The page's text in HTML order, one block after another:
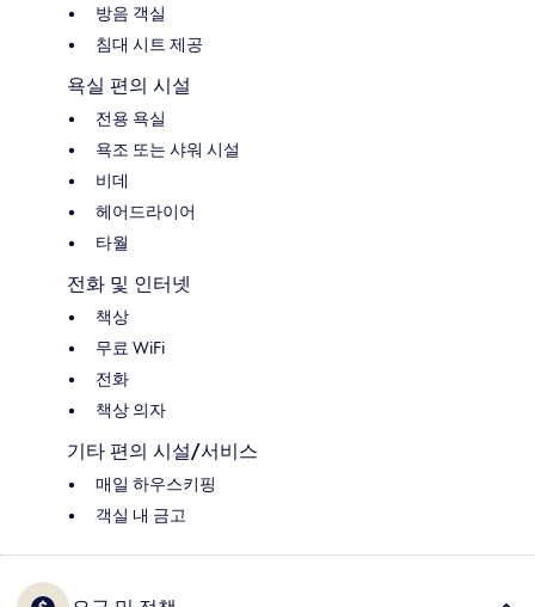
방음 객실
침대 시트 제공
욕실 편의 시설
전용 욕실
욕조 또는 샤워 시설
비데
헤어드라이어
타월
전화 및 인터넷
책상
무료 WiFi
전화
책상 의자
기타 편의 시설/서비스
매일 하우스키핑
객실 내 금고